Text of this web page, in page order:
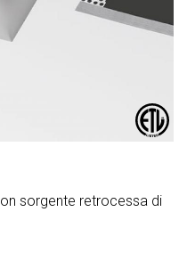
sorgente retrocessa di